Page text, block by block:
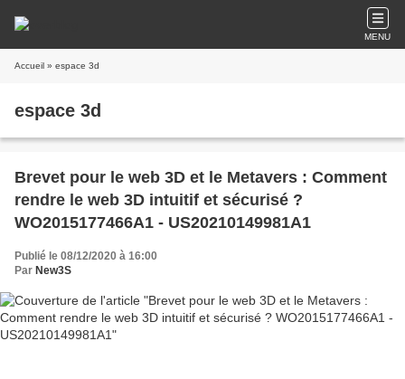
MENU
Accueil » espace 3d
espace 3d
Brevet pour le web 3D et le Metavers : Comment
rendre le web 3D intuitif et sécurisé ?
WO2015177466A1 - US20210149981A1
Publié le 08/12/2020 à 16:00
Par New3S